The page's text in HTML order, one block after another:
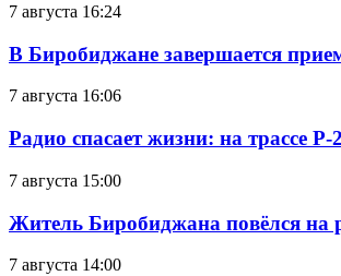
7 августа 16:24
В Биробиджане завершается
7 августа 16:06
Радио спасает жизни: на трассе
7 августа 15:00
Житель Биробиджана повёлся на
7 августа 14:00